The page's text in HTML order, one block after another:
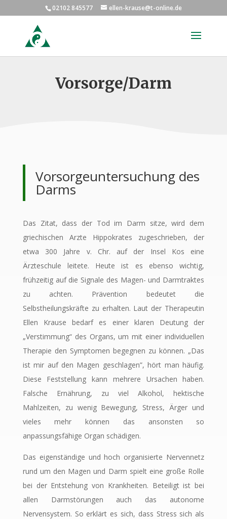
02102 845577 ellen-krause@t-online.de
Vorsorge/Darm
Vorsorgeuntersuchung des
Darms
Das Zitat, dass der Tod im Darm sitze, wird dem
griechischen Arzte Hippokrates zugeschrieben, der
etwa 300 Jahre v. Chr. auf der Insel Kos eine
Ärzteschule leitete. Heute ist es ebenso wichtig,
frühzeitig auf die Signale des Magen- und Darmtraktes
zu achten. Prävention bedeutet die
Selbstheilungskräfte zu erhalten. Laut der Therapeutin
Ellen Krause bedarf es einer klaren Deutung der
„Verstimmung“ des Organs, um mit einer individuellen
Therapie den Symptomen begegnen zu können. „Das
ist mir auf den Magen geschlagen”, hört man häufig.
Diese Feststellung kann mehrere Ursachen haben.
Falsche Ernährung, zu viel Alkohol, hektische
Mahlzeiten, zu wenig Bewegung, Stress, Ärger und
vieles mehr können das ansonsten so
anpassungsfähige Organ schädigen.
Das eigenständige und hoch organisierte Nervennetz
rund um den Magen und Darm spielt eine große Rolle
bei der Entstehung von Krankheiten. Beteiligt ist bei
allen Darmstörungen auch das autonome
Nervensystem. So erklärt es sich, dass Stress sich als